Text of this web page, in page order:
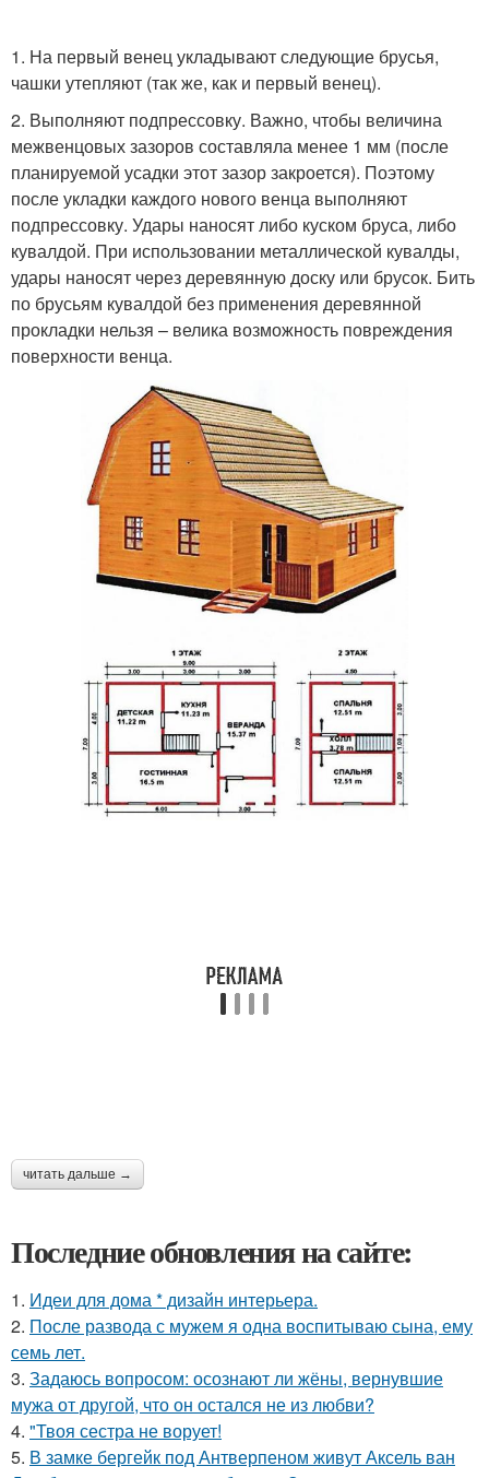
1. На первый венец укладывают следующие брусья,
чашки утепляют (так же, как и первый венец).
2. Выполняют подпрессовку. Важно, чтобы величина
межвенцовых зазоров составляла менее 1 мм (после
планируемой усадки этот зазор закроется). Поэтому
после укладки каждого нового венца выполняют
подпрессовку. Удары наносят либо куском бруса, либо
кувалдой. При использовании металлической кувалды,
удары наносят через деревянную доску или брусок. Бить
по брусьям кувалдой без применения деревянной
прокладки нельзя – велика возможность повреждения
поверхности венца.
читать дальше →
Последние обновления на сайте:
1. Идеи для дома * дизайн интерьера.
2. После развода с мужем я одна воспитываю сына, ему
семь лет.
3. Задаюсь вопросом: осознают ли жёны, вернувшие
мужа от другой, что он остался не из любви?
4. "Твоя сестра не ворует!
5. В замке бергейк под Антверпеном живут Аксель ван